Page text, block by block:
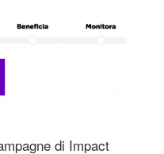
di Impact